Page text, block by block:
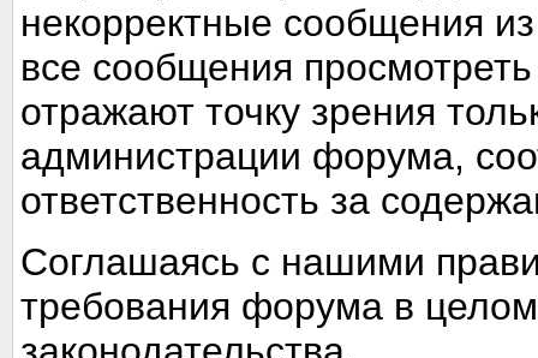
некорректные сообщения
все сообщения
отражают точку зрения
администрации форума,
ответственность за
Соглашаясь с нашими
требования форума в